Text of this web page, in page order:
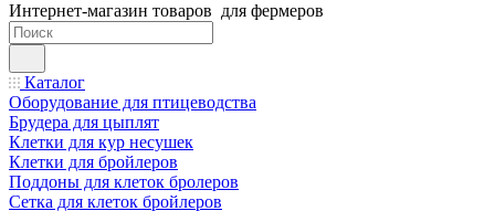
Интернет-магазин товаров для фермеров
Каталог
Оборудование для птицеводства
Брудера для цыплят
Клетки для кур несушек
Клетки для бройлеров
Поддоны для клеток бролеров
Сетка для клеток бройлеров